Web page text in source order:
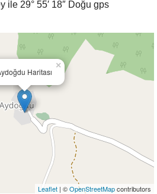
ile 29° 55′ 18″ Doğu gps
Haritası
×
Leaflet | ©OpenStreetMapcontributors